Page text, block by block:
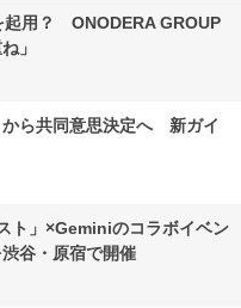
起用？ ONODERA GROUP
」
から共同意思決定へ 新ガイ
ト」×Geminiのコラボイベン
谷・原宿で開催